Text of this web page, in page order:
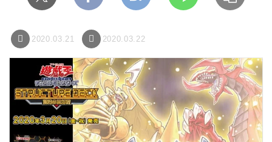
2020.03.21 2020.03.22